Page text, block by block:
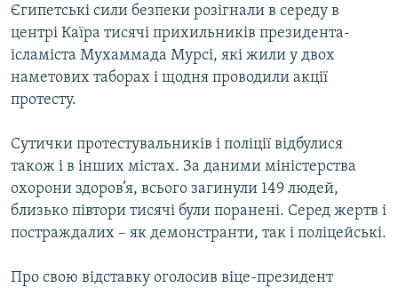
Єгипетські сили безпеки розігнали в середу в
центрі Каїра тисячі прихильників президента-
ісламіста Мухаммада Мурсі, які жили у двох
наметових таборах і щодня проводили акції
протесту.
Сутички протестувальників і поліції відбулися
також і в інших містах. За даними міністерства
охорони здоров’я, всього загинули 149 людей,
близько півтори тисячі були поранені. Серед жертв і
постраждалих – як демонстранти, так і поліцейські.
Про свою відставку оголосив віце-президент